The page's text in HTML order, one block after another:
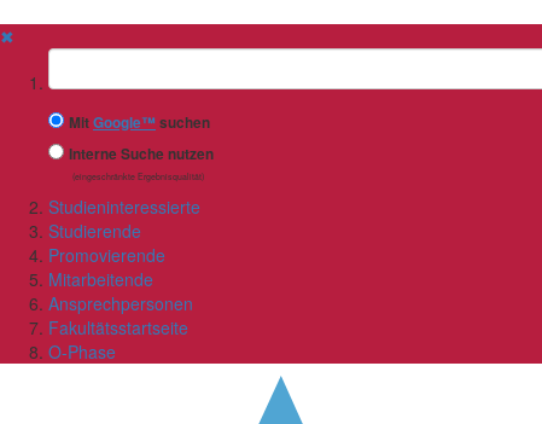
✖
Suchbegriff
MitGoogle™ suchen
Interne Suche nutzen
(eingeschränkte Ergebnisqualität)
Studieninteressierte
Studierende
Promovierende
Mitarbeitende
Ansprechpersonen
Fakultätsstartseite
O-Phase